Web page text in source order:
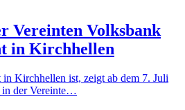
Vereinten Volksbank
in Kirchhellen
Kirchhellen ist, zeigt ab dem 7. Juli
in der Vereinte…